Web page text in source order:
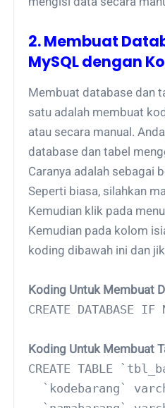
2. Membuat
MySQL dengan
Membuat database dan
satu adalah membuat
atau secara manual.
database dan tabel
Caranya adalah sebagai
Seperti biasa, silahkan
Kemudian klik pada
Kemudian pada kolom
koding dibawah ini dan
Koding Untuk Membuat
CREATE DATABASE
Koding Untuk Membuat
CREATE TABLE
`kodebarang`